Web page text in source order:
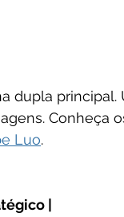
dupla principal.
Conheça
Luo.
|